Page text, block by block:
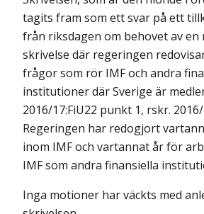
tagits fram som ett svar på ett
från riksdagen om behovet av en
skrivelse där regeringen
frågor som rör IMF och andra
institutioner där Sverige är
2016/17:FiU22 punkt 1, rskr. 2016/
Regeringen har redogjort
inom IMF och vartannat år för
IMF som andra finansiella
Inga motioner har väckts med